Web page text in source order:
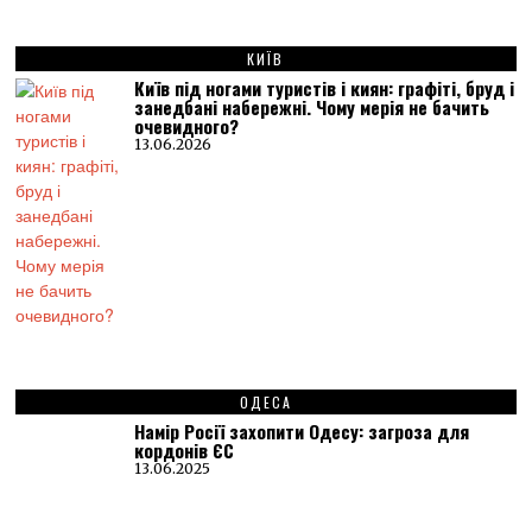
КИЇВ
Київ під ногами туристів і киян: графіті, бруд і
занедбані набережні. Чому мерія не бачить
очевидного?
13.06.2026
ОДЕСА
Намір Росії захопити Одесу: загроза для
кордонів ЄС
13.06.2025